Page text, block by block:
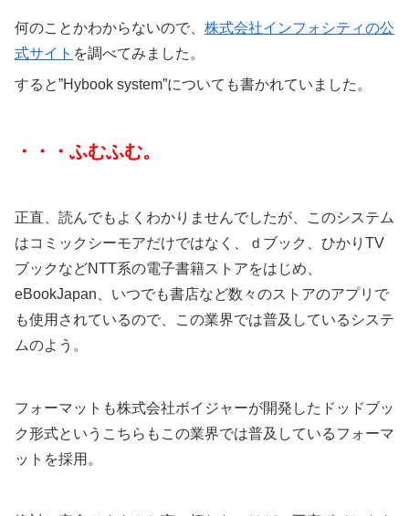
何のことかわからないので、 株式会社インフォシティの公
式サイト を調べてみました。
すると”Hybook system”についても書かれていました。
・・・ふむふむ。
正直、読んでもよくわかりませんでしたが、このシステム
はコミックシーモアだけではなく、ｄブック、ひかりTV
ブックなどNTT系の電子書籍ストアをはじめ、
eBookJapan、いつでも書店など数々のストアのアプリで
も使用されているので、この業界では普及しているシステ
ムのよう。
フォーマットも株式会社ボイジャーが開発したドッドブッ
ク形式というこちらもこの業界では普及しているフォーマ
ットを採用。